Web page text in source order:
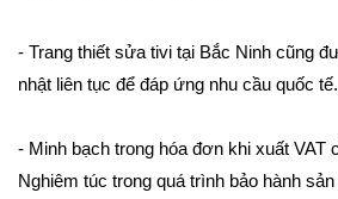
- Trang thiết sửa tivi tại Bắc Ninh cũng
nhật liên tục để đáp ứng nhu cầu quốc tế.
- Minh bạch trong hóa đơn khi xuất VAT
Nghiêm túc trong quá trình bảo hành sản